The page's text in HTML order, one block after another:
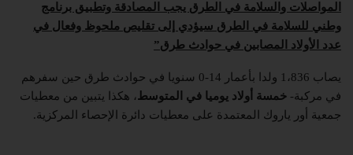
المواصلات والسلامة في الطرق يجب المصادقة وتطبيق برنامج
وطني للسلامة في الطرق سيؤدي إلى تقليص ملحوظ وفعال في
عدد الأولاد المصابين في حوادث طرق”
يصاب 1،836 ولدا بأعمار 14-0 سنويا في حوادث طرق حين سفرهم
في مركبة- خمسة أولاد يوميا في المتوسط، هكذا يتبين من معطيات
جمعية أور ياروك المعتمدة على معطيات دائرة الإحصاء المركزية.